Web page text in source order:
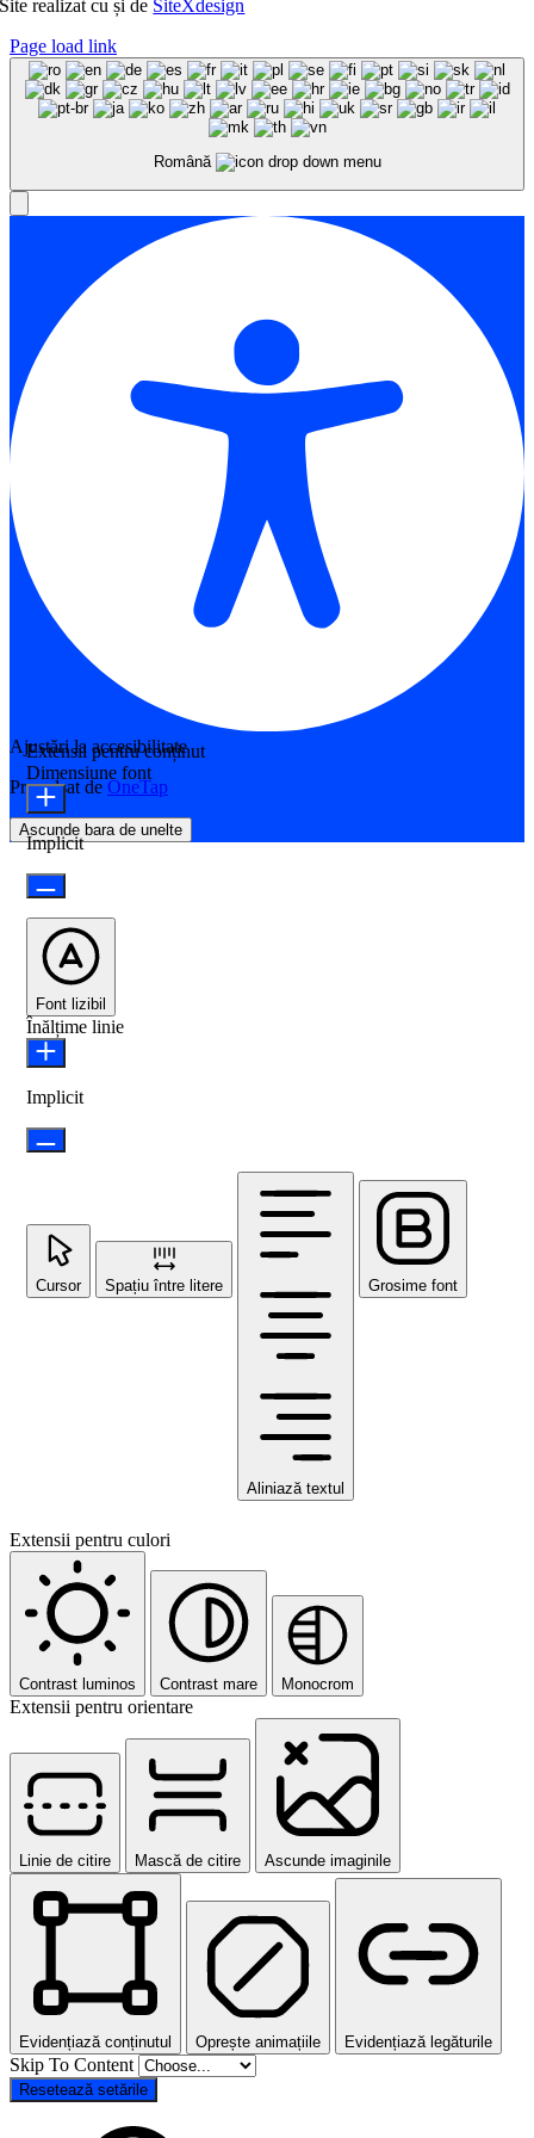
Site realizat cușide SiteXdesign
Page load link
Română
Ajustări la accesibilitate
Propulsat de OneTap
Ascunde bara de unelte
Extensii pentru conținut
Dimensiune font
Implicit
Font lizibil
Înălțime linie
Implicit
Cursor Spațiu între litere
Aliniază textul
Grosime font
Extensii pentru culori
Contrast luminos Contrast mare Monocrom
Extensii pentru orientare
Linie de citire Mască de citire Ascunde imaginile
Evidențiază conținutul Oprește animațiile Evidențiază legăturile
Skip To Content
Resetează setările